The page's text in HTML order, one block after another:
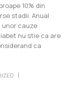
10% din
stadii. Anual
unor cauze
nu stie ca are
ca